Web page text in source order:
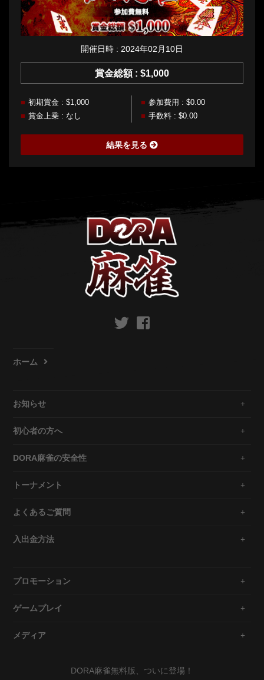
開催日時 : 2024年02月10日
賞金総額 : $1,000
初期賞金 : $1,000
参加費用 : $0.00
賞金上乗 : なし
手数料 : $0.00
結果を見る
ホーム
お知らせ
初心者の方へ
DORA麻雀の安全性
トーナメント
よくあるご質問
入出金方法
プロモーション
ゲームプレイ
メディア
DORA麻雀無料版、ついに登場！